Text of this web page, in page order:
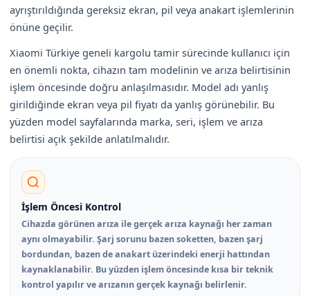
ayrıştırıldığında gereksiz ekran, pil veya anakart işlemlerinin
önüne geçilir.
Xiaomi Türkiye geneli kargolu tamir sürecinde kullanıcı için
en önemli nokta, cihazın tam modelinin ve arıza belirtisinin
işlem öncesinde doğru anlaşılmasıdır. Model adı yanlış
girildiğinde ekran veya pil fiyatı da yanlış görünebilir. Bu
yüzden model sayfalarında marka, seri, işlem ve arıza
belirtisi açık şekilde anlatılmalıdır.
İşlem Öncesi Kontrol
Cihazda görünen arıza ile gerçek arıza kaynağı her zaman
aynı olmayabilir. Şarj sorunu bazen soketten, bazen şarj
bordundan, bazen de anakart üzerindeki enerji hattından
kaynaklanabilir. Bu yüzden işlem öncesinde kısa bir teknik
kontrol yapılır ve arızanın gerçek kaynağı belirlenir.